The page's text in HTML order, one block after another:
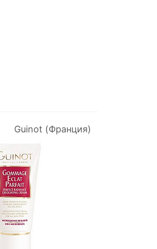
Guinot (Франция)